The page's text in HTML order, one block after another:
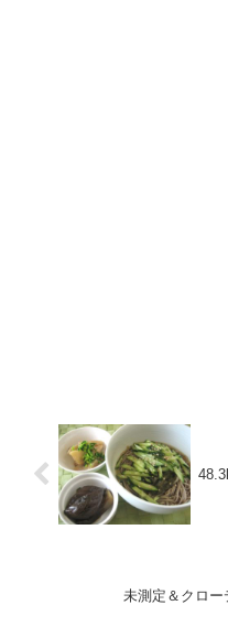
未測定＆クロー